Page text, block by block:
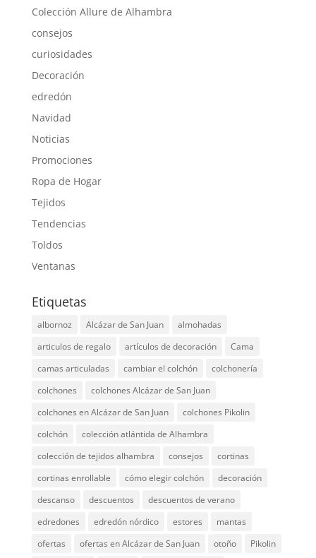
Colección Allure de Alhambra
consejos
curiosidades
Decoración
edredón
Navidad
Noticias
Promociones
Ropa de Hogar
Tejidos
Tendencias
Toldos
Ventanas
Etiquetas
albornoz Alcázar de San Juan
almohadas
articulos de regalo
artículos de decoración
Cama
camas articuladas
cambiar el colchón
colchonería
colchones
colchones Alcázar de San Juan
colchones en Alcázar de San Juan
colchones Pikolin
colchón
colección atlántida de Alhambra
colección de tejidos alhambra
consejos
cortinas
cortinas enrollable
cómo elegir colchón
decoración
descanso
descuentos
descuentos de verano
edredones
edredón nórdico estores
mantas
ofertas
ofertas en Alcázar de San Juan otoño
Pikolin